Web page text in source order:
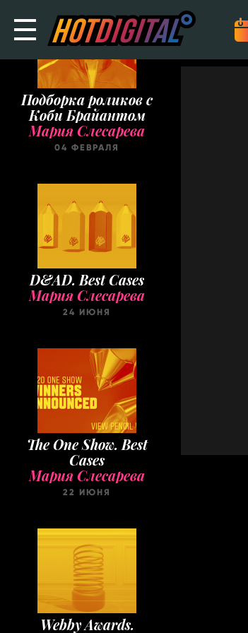
Подборка роликов с
Коби Брайантом
Мария Слесарева
04 ФЕВРАЛЯ
D&AD. Best Cases
Мария Слесарева
24 ИЮНЯ
The One Show. Best
Cases
Мария Слесарева
22 ИЮНЯ
Webby Awards.